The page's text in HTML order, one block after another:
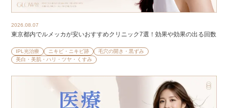
2026.08.07
東京都内でルメッカが安いおすすめクリニック7選！効果や効果の出る回数
IPL光治療 ニキビ・ニキビ跡
毛穴の開き・黒ずみ
美白・美肌・ハリ・ツヤ・くすみ